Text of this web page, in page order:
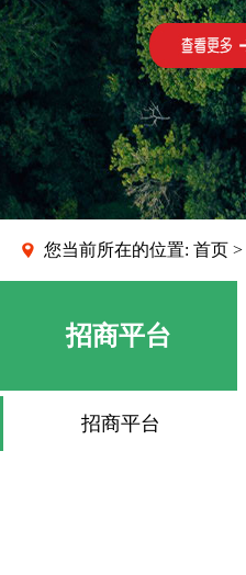
您当前所在的位置: 首页 >
招商平台
招商平台